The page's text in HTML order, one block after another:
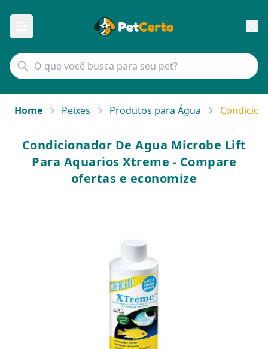
Home Peixes Produtos para Água
Condicionador De Agua Microbe Lift
Para Aquarios Xtreme - Compare
ofertas e economize